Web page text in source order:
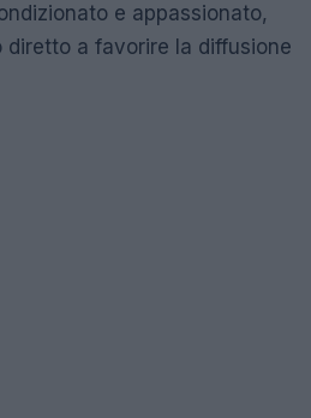
e appassionato,
diretto a favorire la diffusione